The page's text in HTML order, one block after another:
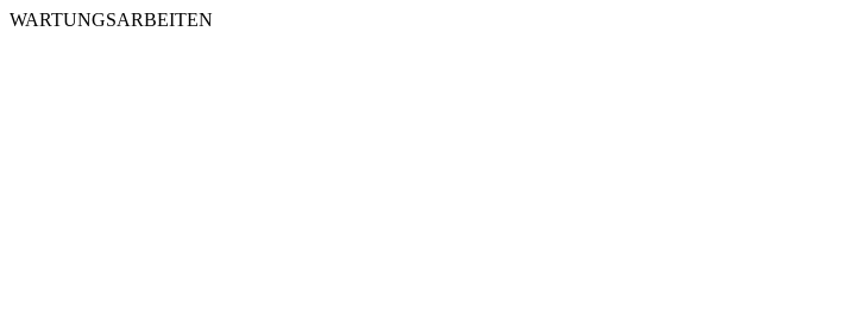
WARTUNGSARBEITEN